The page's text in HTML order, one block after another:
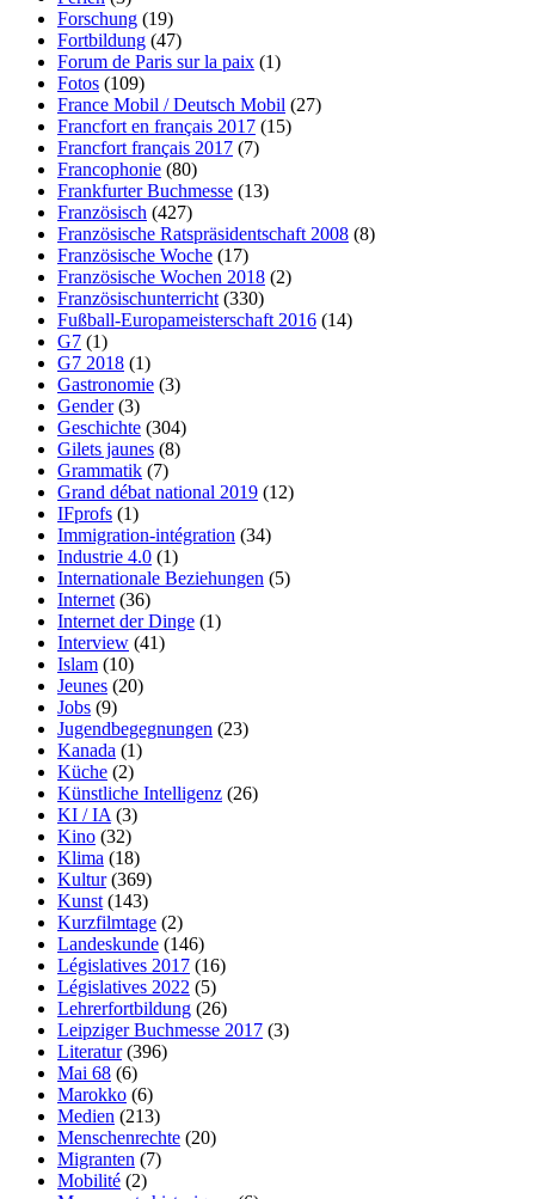
Forschung (19)
Fortbildung (47)
Forum de Paris sur la paix (1)
Fotos (109)
France Mobil / Deutsch Mobil (27)
Francfort en français 2017 (15)
Francfort français 2017 (7)
Francophonie (80)
Frankfurter Buchmesse (13)
Französisch (427)
Französische Ratspräsidentschaft 2008 (8)
Französische Woche (17)
Französische Wochen 2018 (2)
Französischunterricht (330)
Fußball-Europameisterschaft 2016 (14)
G7 (1)
G7 2018 (1)
Gastronomie (3)
Gender(3)
Geschichte (304)
Gilets jaunes (8)
Grammatik (7)
Grand débat national 2019 (12)
IFprofs (1)
Immigration-intégration (34)
Industrie 4.0 (1)
Internationale Beziehungen (5)
Internet (36)
Internet der Dinge (1)
Interview (41)
Islam (10)
Jeunes (20)
Jobs (9)
Jugendbegegnungen (23)
Kanada (1)
Küche (2)
Künstliche Intelligenz (26)
KI / IA (3)
Kino (32)
Klima (18)
Kultur(369)
Kunst (143)
Kurzfilmtage (2)
Landeskunde (146)
Législatives 2017 (16)
Législatives 2022 (5)
Lehrerfortbildung (26)
Leipziger Buchmesse 2017 (3)
Literatur(396)
Mai 68 (6)
Marokko (6)
Medien (213)
Menschenrechte (20)
Migranten (7)
Mobilité (2)